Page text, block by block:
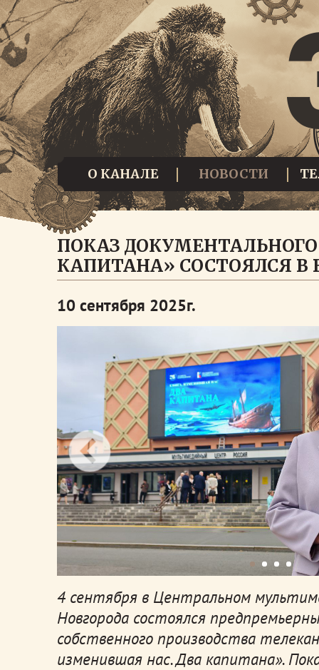
О КАНАЛЕ НОВОСТИ
ПОКАЗ
КАПИТАНА» СОСТОЯЛСЯ В
10 сентября 2025г.
4 сентября в Центральном
Новгорода состоялся
собственного производства
изменившая нас. Два капитана».